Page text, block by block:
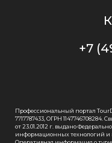
+7
Профессиональный портал
7717787433, ОГРН
от 23.01.2012 г. выдано
информационных технологий и